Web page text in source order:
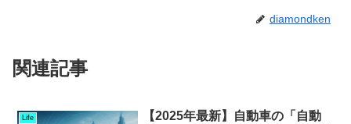
diamondken
関連記事
Life
【2025年最新】自動車の「自動